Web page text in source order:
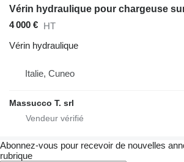
4 000 € HT
Vérin hydraulique
Italie, Cuneo
Massucco T. srl
Abonnez-vous pour recevoir de nouvelles
rubrique